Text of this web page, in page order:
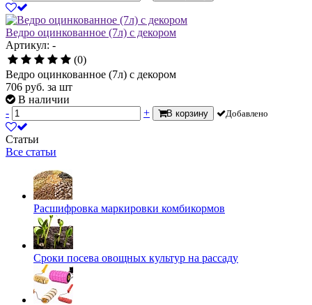
Ведро оцинкованное (7л) с декором
Артикул: -
(0)
Ведро оцинкованное (7л) с декором
706 руб. за шт
В наличии
-
+ В корзину Добавлено
Статьи
Все статьи
Расшифровка маркировки комбикормов
Сроки посева овощных культур на рассаду